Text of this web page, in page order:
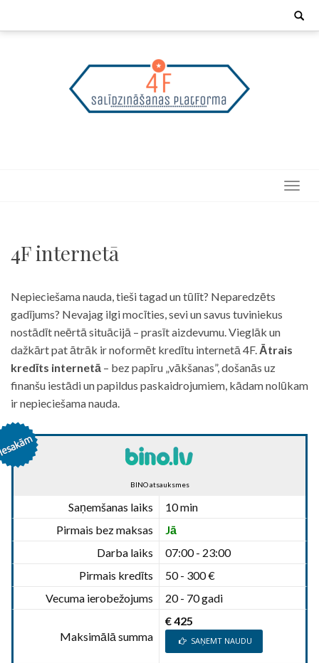
Search
4F internetā
Nepieciešama nauda, tieši tagad un tūlīt? Neparedzēts
gadījums? Nevajag ilgi mocīties, sevi un savus tuviniekus
nostādīt neērtā situācijā – prasīt aizdevumu. Vieglāk un
dažkārt pat ātrāk ir noformēt kredītu internetā 4F. Ātrais
kredīts internetā – bez papīru „vākšanas”, došanās uz
finanšu iestādi un papildus paskaidrojumiem, kādam nolūkam
ir nepieciešama nauda.
BINO atsauksmes
Saņemšanas laiks
10 min
Pirmais bez maksas
Jā
Darba laiks
07:00 - 23:00
Pirmais kredīts
50 - 300 €
Vecuma ierobežojums
20 - 70 gadi
Maksimālā summa
€ 425
SAŅEMT NAUDU